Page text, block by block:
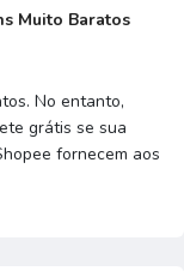
Muito Baratos
No entanto,
grátis se sua
fornecem aos